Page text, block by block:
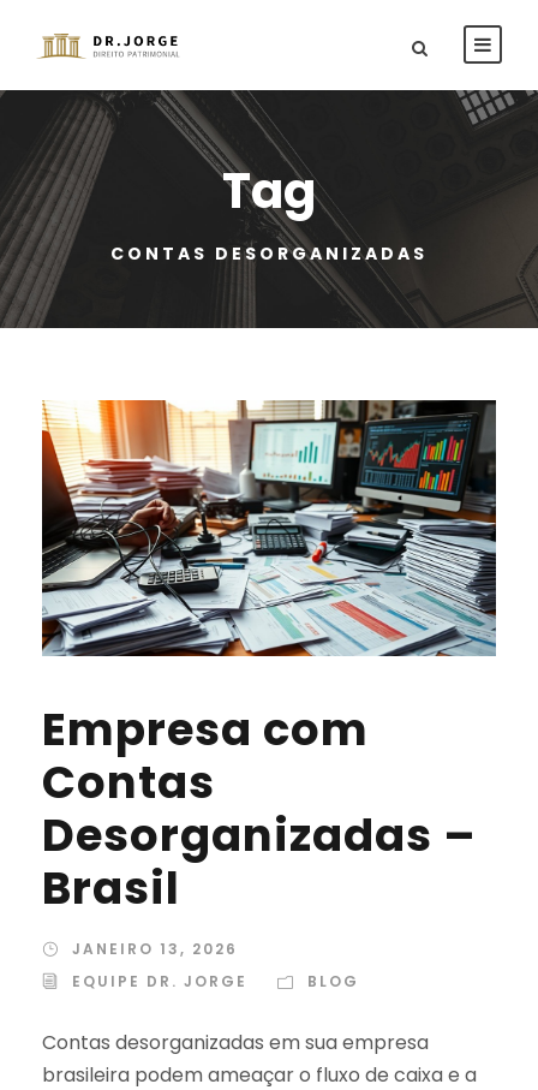
Tag
CONTAS DESORGANIZADAS
Empresa com
Contas
Desorganizadas –
Brasil
JANEIRO 13, 2026
EQUIPE DR. JORGE
BLOG
Contas desorganizadas em sua empresa
brasileira podem ameaçar o fluxo de caixa e a